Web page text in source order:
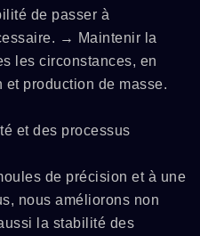
de passer à
→ Maintenir la
les circonstances, en
production de masse.
et des processus
de précision et à une
nous améliorons non
la stabilité des